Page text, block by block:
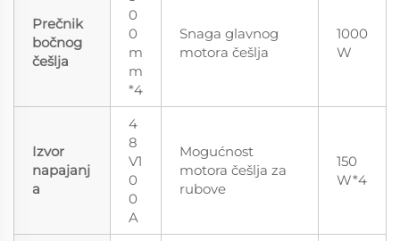
Prečnik
bočnog
češlja
0
0
m
m
*4
Snaga glavnog
motorа češlja
1000
W
Izvor
napajanj
a
4
8
V1
0
0
A
Mogućnost
motora češlja za
rubove
150
W*4